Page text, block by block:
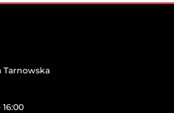
Tarnowska